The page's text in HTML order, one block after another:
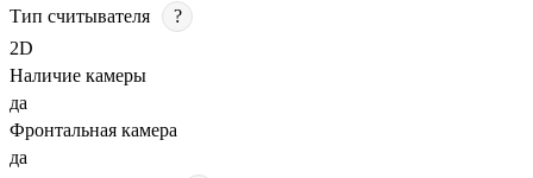
Тип считывателя
?
2D
Наличие камеры
да
Фронтальная камера
да